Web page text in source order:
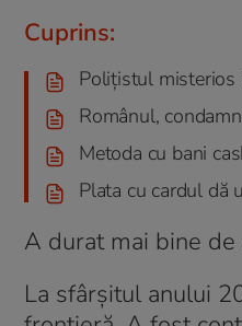
Cuprins:
Polițistul misterios
Românul,
Metoda cu bani
Plata cu cardul dă
A durat mai bine
La sfârșitul anului